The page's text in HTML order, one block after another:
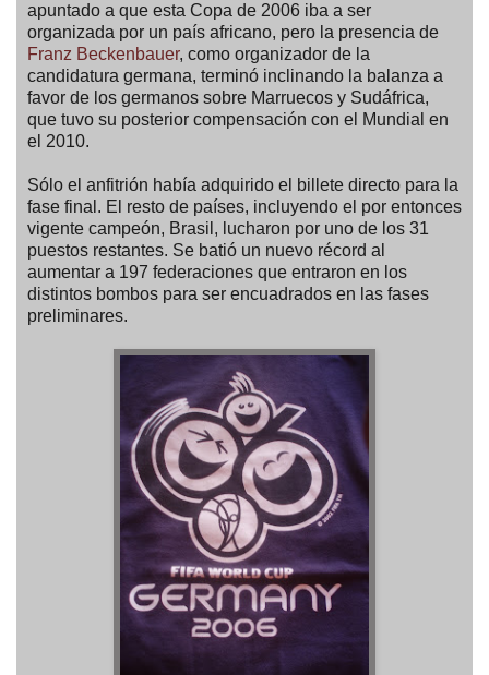
apuntado a que esta Copa de 2006 iba a ser
organizada por un país africano, pero la presencia de
Franz Beckenbauer, como organizador de la
candidatura germana, terminó inclinando la balanza a
favor de los germanos sobre Marruecos y Sudáfrica,
que tuvo su posterior compensación con el Mundial en
el 2010.
Sólo el anfitrión había adquirido el billete directo para la
fase final. El resto de países, incluyendo el por entonces
vigente campeón, Brasil, lucharon por uno de los 31
puestos restantes. Se batió un nuevo récord al
aumentar a 197 federaciones que entraron en los
distintos bombos para ser encuadrados en las fases
preliminares.